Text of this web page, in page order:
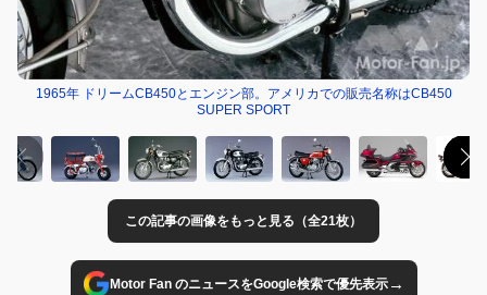
1965年 ドリームCB450とエンジン部。アメリカでの販売名称はCB450
SUPER SPORT
この記事の画像をもっと見る（全21枚）
Motor Fan のニュースをGoogle検索で優先表示→